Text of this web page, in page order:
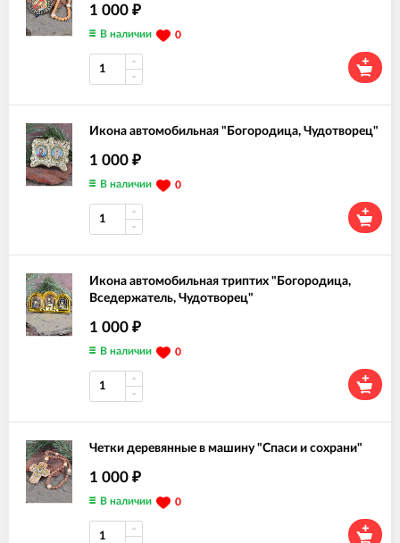
1 000 ₽
В наличии 0
Икона автомобильная "Богородица, Чудотворец"
1 000 ₽
В наличии 0
Икона автомобильная триптих "Богородица,
Вседержатель, Чудотворец"
1 000 ₽
В наличии 0
Четки деревянные в машину "Спаси и сохрани"
1 000 ₽
В наличии 0